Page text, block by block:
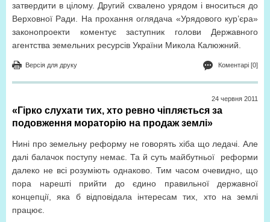
затвердити в цілому. Другий схвалено урядом і вноситься до
Верховної Ради. На прохання оглядача «Урядового кур’єра»
законопроекти коментує заступник голови Державного
агентства земельних ресурсів України Микола Калюжний.
Коментарі [0]
Версія для друку
24 червня 2011
«Гірко слухати тих, хто ревно чіпляється за
подовження мораторію на продаж землі»
Нині про земельну реформу не говорять хіба що ледачі. Але
далі балачок поступу немає. Та й суть майбутньої
реформи
далеко не всі розуміють однаково. Тим часом очевидно, що
пора нарешті прийти до єдино правильної державної
концепції, яка б відповідала інтересам тих, хто на землі
працює.